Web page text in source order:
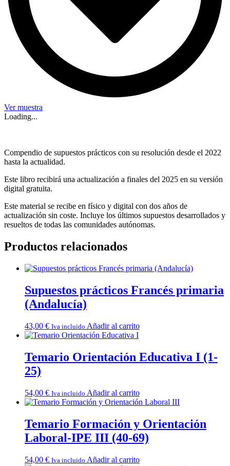
Ver muestra
Loading...
Compendio de supuestos prácticos con su resolución desde el 2022
hasta la actualidad.
Este libro recibirá una actualización a finales del 2025 en su versión
digital gratuita.
Este material se recibe en físico y digital con dos años de
actualización sin coste. Incluye los últimos supuestos desarrollados y
resueltos de todas las comunidades autónomas.
Productos relacionados
Supuestos prácticos Francés primaria
(Andalucía)
43,00 € Iva incluido Añadir al carrito
Temario Orientación Educativa I (1-
25)
54,00 € Iva incluido Añadir al carrito
Temario Formación y Orientación
Laboral-IPE III (40-69)
54,00 € Iva incluido Añadir al carrito